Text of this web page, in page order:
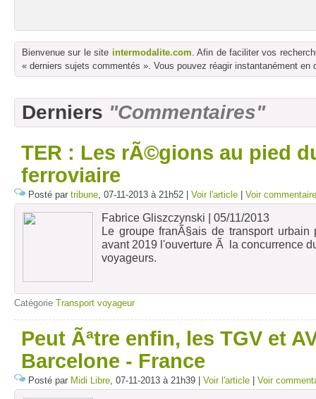
Bienvenue sur le site intermodalite.com. Afin de faciliter vos
« derniers sujets commentés ». Vous pouvez réagir instantanément
Derniers "Commentaires"
TER : Les rÃ©gions au pied
ferroviaire
Posté par tribune, 07-11-2013 à 21h52 | Voir l'article Voir
Fabrice Gliszczynski | 05/11/2013
Le groupe franÃ§ais de transport urbain
avant 2019 l'ouverture Ã la concurrence
voyageurs.
Bahn, qui a demandÃ©, la semaine
le souhaitent puissent tester dÃ¨s
aujourd'hui exploitÃ©s par la SNCF.
vigueur de l'ouverture Ã la concurrence
2019. Ce mardi, lors d'un colloque sur
du transport ferroviaire organisÃ©
consommation (INC), Jean-Marc
Catégorie Transport voyageur
Peut Ãªtre enfin, les TGV et
Barcelone - France
Posté par Midi Libre, 07-11-2013 à 21h39 | Voir l'article Voir